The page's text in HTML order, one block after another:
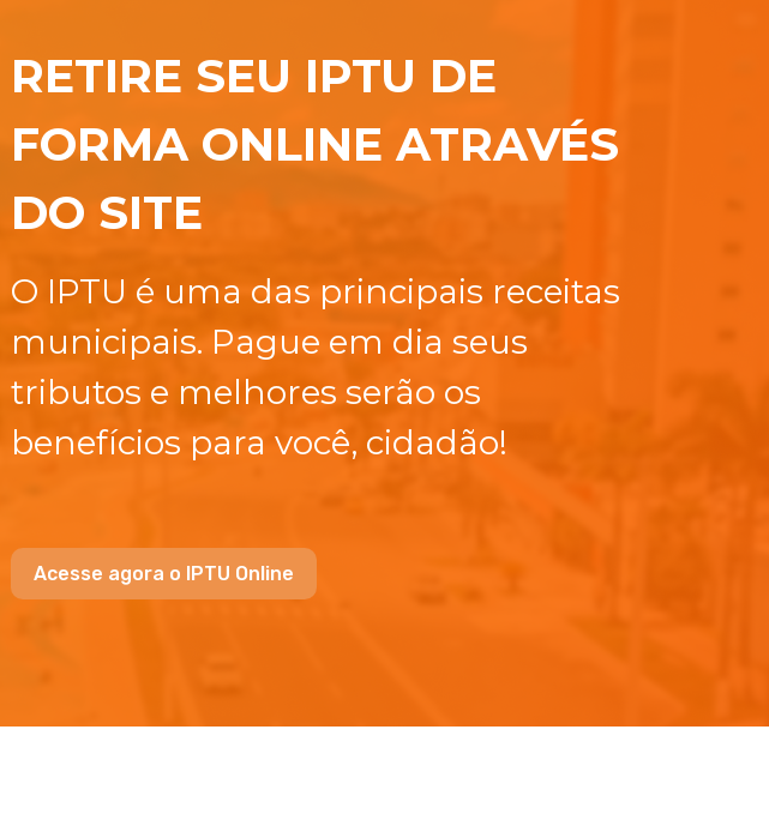
RETIRE SEU IPTU DE
FORMA ONLINE ATRAVÉS
DO SITE
O IPTU é uma das principais receitas
municipais. Pague em dia seus
tributos e melhores serão os
benefícios para você, cidadão!
Acesse agora o IPTU Online